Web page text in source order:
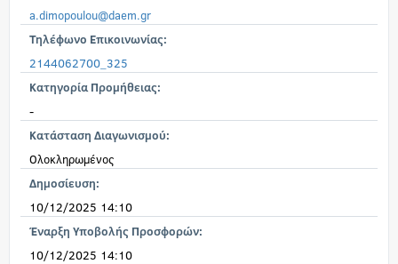
a.dimopoulou@daem.gr
Τηλέφωνο Επικοινωνίας:
2144062700_325
Κατηγορία Προμήθειας:
-
Κατάσταση Διαγωνισμού:
Ολοκληρωμένος
Δημοσίευση:
10/12/2025 14:10
Έναρξη Υποβολής Προσφορών:
10/12/2025 14:10